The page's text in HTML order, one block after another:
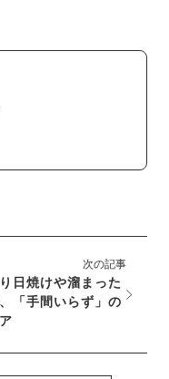
次の記事
日焼けや溜まった
「手間いらず」の